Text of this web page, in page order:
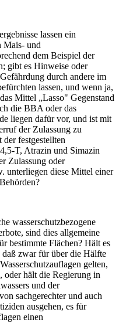
lassen ein
Mais- und
dem Beispiel der
gibt es Hinweise oder
durch andere im
lassen, und wenn ja,
Mittel „Lasso" Gegenstand
die BBA oder das
liegen dafür vor, und ist mit
der Zulassung zu
festgestellten
T, Atrazin und Simazin
Zulassung oder
unterliegen diese Mittel einer
wasserschutzbezogene
sind dies allgemeine
bestimmte Flächen? Hält es
zwar für über die Hälfte
gelten,
oder hält die Regierung in
und der
sachgerechter und auch
ausgehen, es für
einen